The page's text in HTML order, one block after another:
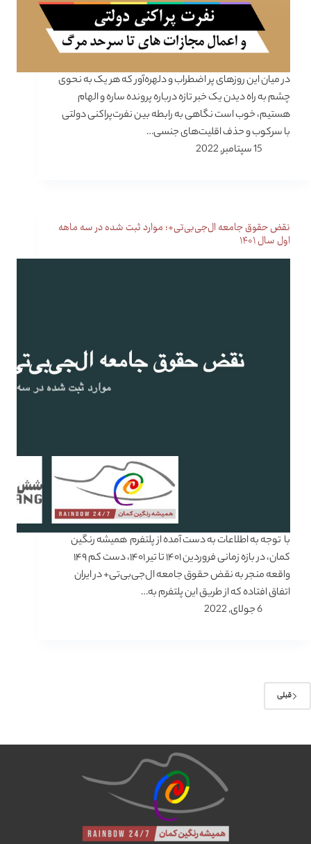
در میان این روزهای پر اضطراب و دلهره‌آور که هر یک به نحوی
چشم به راه دیدن یک خبر تازه درباره پرونده ساره و الهام
هستیم، خوب است نگاهی به رابطه بین نفرت‌پراکنی دولتی
با سرکوب و حذف اقلیت‌های جنسی…
15 سپتامبر, 2022
نقض حقوق جامعه ال‌جی‌بی‌تی+؛ موارد ثبت شده در سه ماهه
اول سال ۱۴۰۱
با توجه به اطلاعات به دست آمده از پلتفرم همیشه رنگین
کمان، در بازه زمانی فروردین ۱۴۰۱ تا تیر ۱۴۰۱، دست کم ۱۴۹
واقعه منجر به نقض حقوق جامعه ال‌جی‌بی‌تی+ در ایران
اتفاق افتاده که از طریق این پلتفرم به…
6 جولای, 2022
قبلی